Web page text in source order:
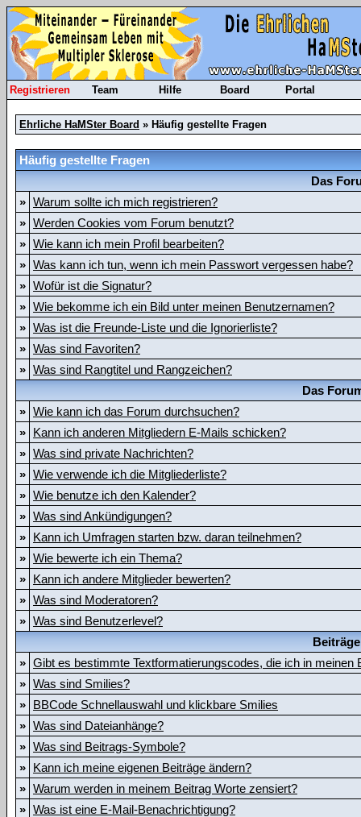
Registrieren Team Hilfe Board Portal
Ehrliche HaMSter Board » Häufig gestellte Fragen
Häufig gestellte Fragen
Das
» Warum sollte ich mich registrieren?
» Werden Cookies vom Forum benutzt?
» Wie kann ich mein Profil bearbeiten?
» Was kann ich tun, wenn ich mein Passwort vergessen habe?
» Wofür ist die Signatur?
» Wie bekomme ich ein Bild unter meinen Benutzernamen?
» Was ist die Freunde-Liste und die Ignorierliste?
» Was sind Favoriten?
» Was sind Rangtitel und Rangzeichen?
Das
» Wie kann ich das Forum durchsuchen?
» Kann ich anderen Mitgliedern E-Mails schicken?
» Was sind private Nachrichten?
» Wie verwende ich die Mitgliederliste?
» Wie benutze ich den Kalender?
» Was sind Ankündigungen?
» Kann ich Umfragen starten bzw. daran teilnehmen?
» Wie bewerte ich ein Thema?
» Kann ich andere Mitglieder bewerten?
» Was sind Moderatoren?
» Was sind Benutzerlevel?
» Gibt es bestimmte Textformatierungscodes, die ich in meinen
» Was sind Smilies?
» BBCode Schnellauswahl und klickbare Smilies
» Was sind Dateianhänge?
» Was sind Beitrags-Symbole?
» Kann ich meine eigenen Beiträge ändern?
» Warum werden in meinem Beitrag Worte zensiert?
» Was ist eine E-Mail-Benachrichtigung?